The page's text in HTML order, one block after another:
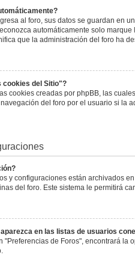
al foro, sus datos se guardan en
automáticamente solo
que la administración del foro ha
cookies del Sitio"?
cookies creadas por phpBB, las
del foro por el usuario si la
y configuraciones están archivados
del foro. Este sistema le permitirá
en las listas de usuarios
"Preferencias de Foros", encontrará la